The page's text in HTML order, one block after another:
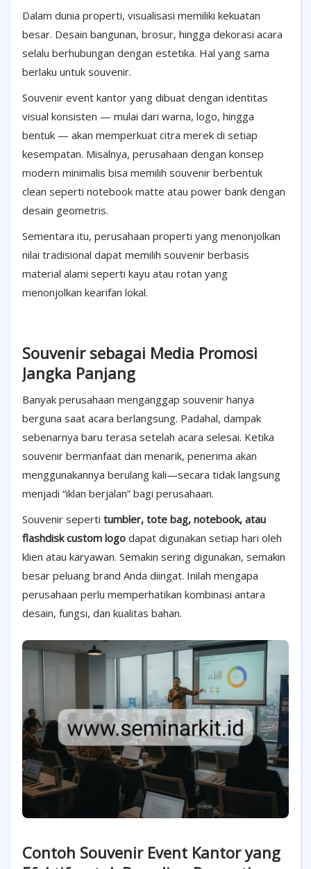
Dalam dunia properti, visualisasi memiliki kekuatan
besar. Desain bangunan, brosur, hingga dekorasi acara
selalu berhubungan dengan estetika. Hal yang sama
berlaku untuk souvenir.
Souvenir event kantor yang dibuat dengan identitas
visual konsisten — mulai dari warna, logo, hingga
bentuk — akan memperkuat citra merek di setiap
kesempatan. Misalnya, perusahaan dengan konsep
modern minimalis bisa memilih souvenir berbentuk
clean seperti notebook matte atau power bank dengan
desain geometris.
Sementara itu, perusahaan properti yang menonjolkan
nilai tradisional dapat memilih souvenir berbasis
material alami seperti kayu atau rotan yang
menonjolkan kearifan lokal.
Souvenir sebagai Media Promosi
Jangka Panjang
Banyak perusahaan menganggap souvenir hanya
berguna saat acara berlangsung. Padahal, dampak
sebenarnya baru terasa setelah acara selesai. Ketika
souvenir bermanfaat dan menarik, penerima akan
menggunakannya berulang kali—secara tidak langsung
menjadi “iklan berjalan” bagi perusahaan.
Souvenir seperti tumbler, tote bag, notebook, atau
flashdisk custom logo dapat digunakan setiap hari oleh
klien atau karyawan. Semakin sering digunakan, semakin
besar peluang brand Anda diingat. Inilah mengapa
perusahaan perlu memperhatikan kombinasi antara
desain, fungsi, dan kualitas bahan.
Contoh Souvenir Event Kantor yang